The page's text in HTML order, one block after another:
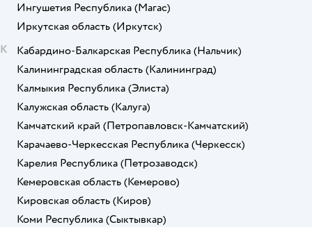
Ингушетия Республика (Магас)
Иркутская область (Иркутск)
К
Кабардино-Балкарская Республика (Нальчик)
Калининградская область (Калининград)
Калмыкия Республика (Элиста)
Калужская область (Калуга)
Камчатский край (Петропавловск-Камчатский)
Карачаево-Черкесская Республика (Черкесск)
Карелия Республика (Петрозаводск)
Кемеровская область (Кемерово)
Кировская область (Киров)
Коми Республика (Сыктывкар)